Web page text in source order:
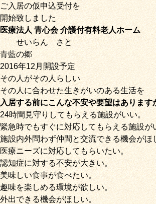
ご入居の仮申込受付を
開始致しました
医療法人 青心会 介護付有料老人ホーム
せいらんさと
青藍の郷
2016年12月開設予定
その人がその人らしい
その人に合わせた生きがいのある生活を
入居する前にこんな不安や要望はあります
24時間見守りしてもらえる施設がいい。
緊急時でもすぐに対応してもらえる施設が
施設内外問わず仲間と交流できる機会がほ
医療ニーズに対応してもらいたい。
認知症に対する不安が大きい。
美味しい食事が食べたい。
趣味を楽しめる環境が欲しい。
外出できる機会がほしい。